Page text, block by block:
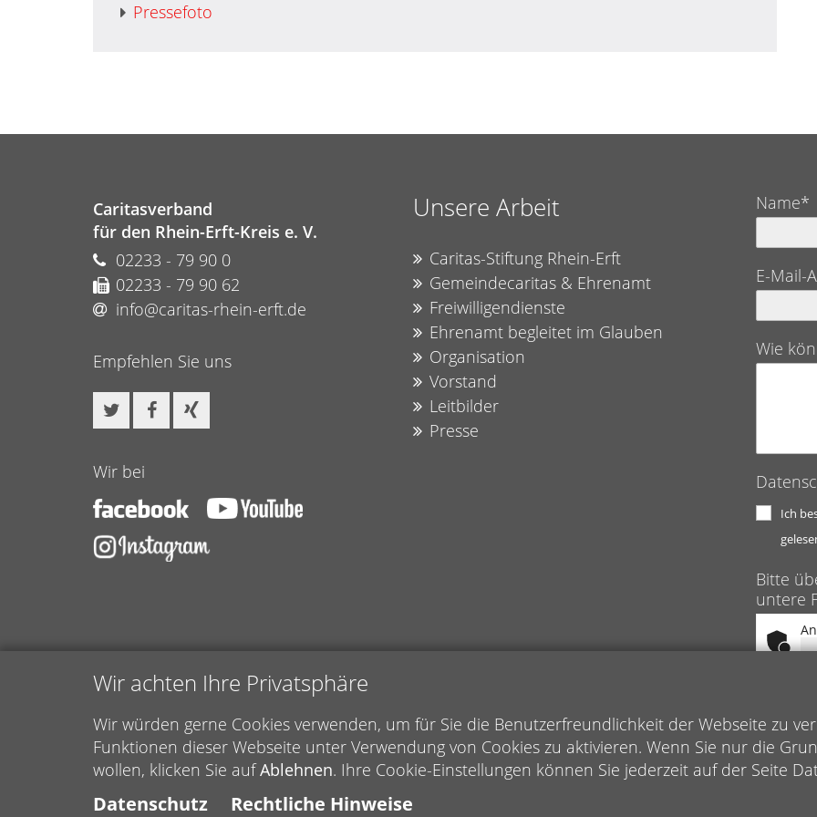
Wir achten Ihre Privatsphäre
Wir würden gerne Cookies verwenden, um für Sie die Benutzerfreundlichkeit der Webseite zu
Funktionen dieser Webseite unter Verwendung von Cookies zu aktivieren. Wenn Sie nur die
wollen, klicken Sie aufAblehnen. Ihre Cookie-Einstellungen können Sie jederzeit auf der Seite
Datenschutz Rechtliche Hinweise
Pressefoto
Caritasverband
für den Rhein-Erft-Kreis e. V.
02233 - 79 90 0
02233 - 79 90 62
info@caritas-rhein-erft.de
Empfehlen Sie uns
Wir bei
Unsere Arbeit
Caritas-Stiftung Rhein-Erft
Gemeindecaritas & Ehrenamt
Freiwilligendienste
Ehrenamt begleitet im Glauben
Organisation
Vorstand
Leitbilder
Presse
Name*
E-Mail-
Wie
Ich
Bitte
untere